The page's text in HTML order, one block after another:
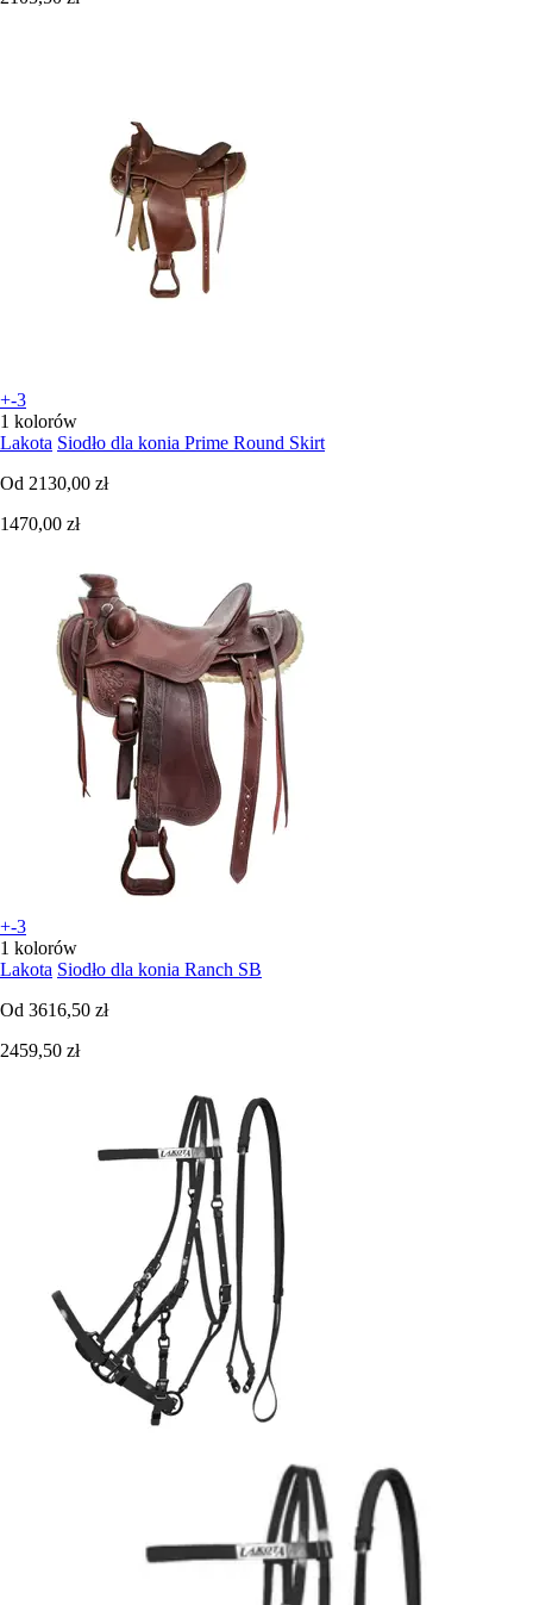
+-3
1 kolorów
Lakota Siodło dla konia Prime Round Skirt
Od 2130,00 zł
1470,00 zł
+-3
1 kolorów
Lakota Siodło dla konia Ranch SB
Od 3616,50 zł
2459,50 zł